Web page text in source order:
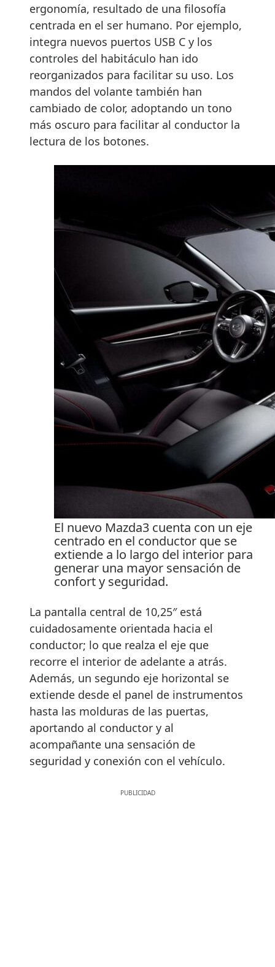
ergonomía, resultado de una filosofía
centrada en el ser humano. Por ejemplo,
integra nuevos puertos USB C y los
controles del habitáculo han ido
reorganizados para facilitar su uso. Los
mandos del volante también han
cambiado de color, adoptando un tono
más oscuro para facilitar al conductor la
lectura de los botones.
El nuevo Mazda3 cuenta con un eje
centrado en el conductor que se
extiende a lo largo del interior para
generar una mayor sensación de
confort y seguridad.
La pantalla central de 10,25″ está
cuidadosamente orientada hacia el
conductor; lo que realza el eje que
recorre el interior de adelante a atrás.
Además, un segundo eje horizontal se
extiende desde el panel de instrumentos
hasta las molduras de las puertas,
aportando al conductor y al
acompañante una sensación de
seguridad y conexión con el vehículo.